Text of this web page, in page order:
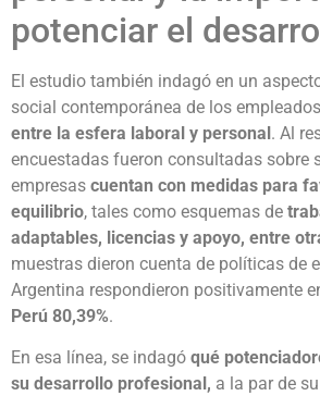
potenciar el
El estudio también indagó en un
social contemporánea de los
entre la esfera laboral y personal. Al
encuestadas fueron consultadas sobre
empresas cuentan con medidas para
equilibrio, tales como esquemas de
adaptables, licencias y apoyo, entre
muestras dieron cuenta de políticas de
Argentina respondieron positivamente
Perú 80,39%.
En esa línea, se indagó qué
su desarrollo profesional, a la par de